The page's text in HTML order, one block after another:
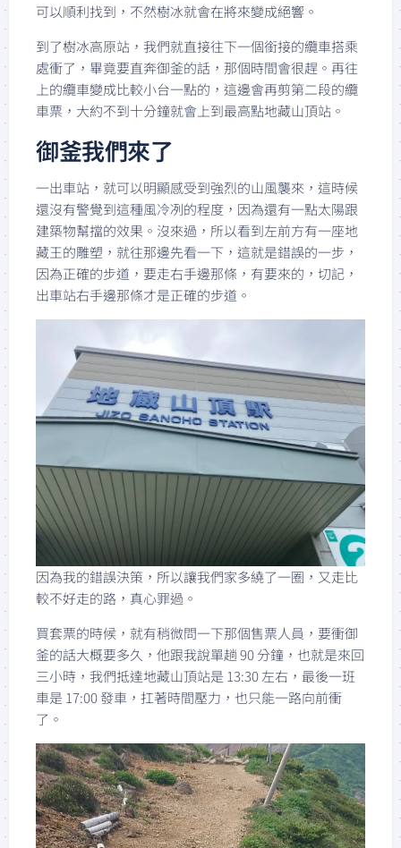
可以順利找到，不然樹冰就會在將來變成絕響。
到了樹冰高原站，我們就直接往下一個銜接的纜車搭乘
處衝了，畢竟要直奔御釜的話，那個時間會很趕。再往
上的纜車變成比較小台一點的，這邊會再剪第二段的纜
車票，大約不到十分鐘就會上到最高點地藏山頂站。
御釜我們來了
一出車站，就可以明顯感受到強烈的山風襲來，這時候
還沒有警覺到這種風冷冽的程度，因為還有一點太陽跟
建築物幫擋的效果。沒來過，所以看到左前方有一座地
藏王的雕塑，就往那邊先看一下，這就是錯誤的一步，
因為正確的步道，要走右手邊那條，有要來的，切記，
出車站右手邊那條才是正確的步道。
因為我的錯誤決策，所以讓我們家多繞了一圈，又走比
較不好走的路，真心罪過。
買套票的時候，就有稍微問一下那個售票人員，要衝御
釜的話大概要多久，他跟我說單趟 90 分鐘，也就是來回
三小時，我們抵達地藏山頂站是 13:30 左右，最後一班
車是 17:00 發車，扛著時間壓力，也只能一路向前衝
了。